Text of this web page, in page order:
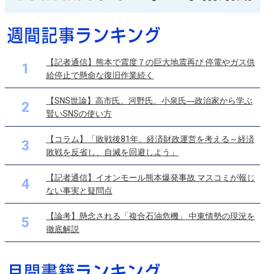
1
【記者通信】熊本で震度７の巨大地震再び 停電やガス供
給停止で懸命な復旧作業続く
2
【SNS世論】高市氏、河野氏、小泉氏―政治家から学ぶ
賢いSNSの使い方
3
【コラム】「敗戦後81年、経済財政運営を考える～経済
敗戦を反省し、自滅を回避しよう」
4
【記者通信】イオンモール熊本爆発事故 マスコミが報じ
ない事実と疑問点
5
【論考】懸念される「複合石油危機」 中東情勢の現況を
徹底解説